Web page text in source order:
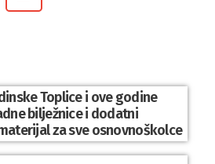
Toplice i ove godine
bilježnice i dodatni
za sve osnovnoškolce